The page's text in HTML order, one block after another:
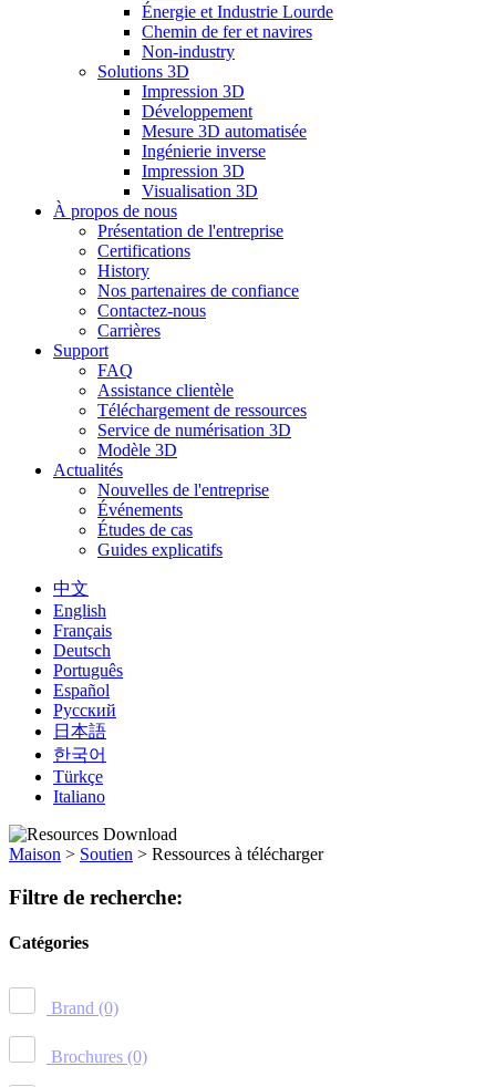
Énergie et Industrie Lourde
Chemin de fer et navires
Non-industry
Solutions 3D
Impression 3D
Développement
Mesure 3D automatisée
Ingénierie inverse
Impression 3D
Visualisation 3D
À propos de nous
Présentation de l'entreprise
Certifications
History
Nos partenaires de confiance
Contactez-nous
Carrières
Support
FAQ
Assistance clientèle
Téléchargement de ressources
Service de numérisation 3D
Modèle 3D
Actualités
Nouvelles de l'entreprise
Événements
Études de cas
Guides explicatifs
中文
English
Français
Deutsch
Português
Español
Русский
日本語
한국어
Türkçe
Italiano
Maison > Soutien > Ressources à télécharger
Filtre de recherche:
Catégories
Brand (0)
Brochures (0)